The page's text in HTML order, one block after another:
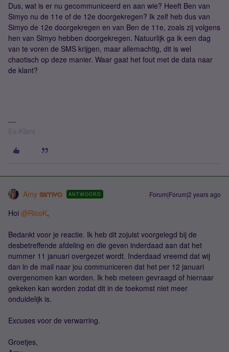
Dus, wat is er nu gecommuniceerd en aan wie? Heeft Ben van
Simyo nu de 11e of de 12e doorgekregen? Ik zelf heb dus van
Simyo de 12e doorgekregen en van Ben de 11e, zoals zij volgens
hen van Simyo hebben doorgekregen. Natuurlijk ga ik een dag
van te voren de SMS krijgen, maar allemachtig, dit is wel
chaotisch op deze manier. Waar gaat het fout met de data naar
de klant?
Ex-Klant
Amy ANTWOORD Forum|Forum|2 years ago
Hoi @RicoK,
Bedankt voor je reactie. Ik heb dit zojuist voorgelegd bij de
desbetreffende afdeling en die geven inderdaad aan dat het
nummer 11 januari overgezet wordt. Inderdaad vreemd dat wij
dan in de mail naar jou communiceren dat het per 12 januari
overgenomen kan worden. Ik heb meteen gevraagd of hiernaar
gekeken kan worden zodat dit in de toekomst niet meer
onduidelijk is.
Excuses voor de verwarring.
Groetjes,